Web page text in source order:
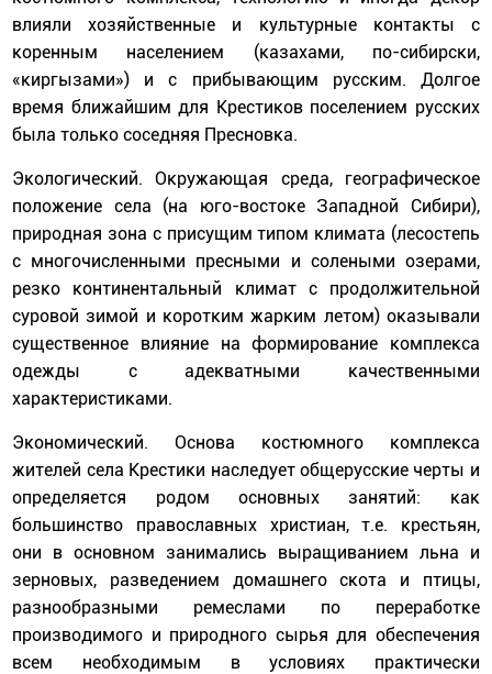
влияли хозяйственные и культурные контакты с
коренным населением (казахами, по-сибирски,
«киргызами») и с прибывающим русским. Долгое
время ближайшим для Крестиков поселением русских
была только соседняя Пресновка.
Экологический. Окружающая среда, географическое
положение села (на юго-востоке Западной Сибири),
природная зона с присущим типом климата (лесостепь
с многочисленными пресными и солеными озерами,
резко континентальный климат с продолжительной
суровой зимой и коротким жарким летом) оказывали
существенное влияние на формирование комплекса
одежды с адекватными качественными
характеристиками.
Экономический. Основа костюмного комплекса
жителей села Крестики наследует общерусские черты и
определяется родом основных занятий: как
большинство православных христиан, т.е. крестьян,
они в основном занимались выращиванием льна и
зерновых, разведением домашнего скота и птицы,
разнообразными ремеслами по переработке
производимого и природного сырья для обеспечения
всем необходимым в условиях практически